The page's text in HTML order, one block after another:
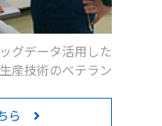
グデータ活用した
産技術のベテラン
ら